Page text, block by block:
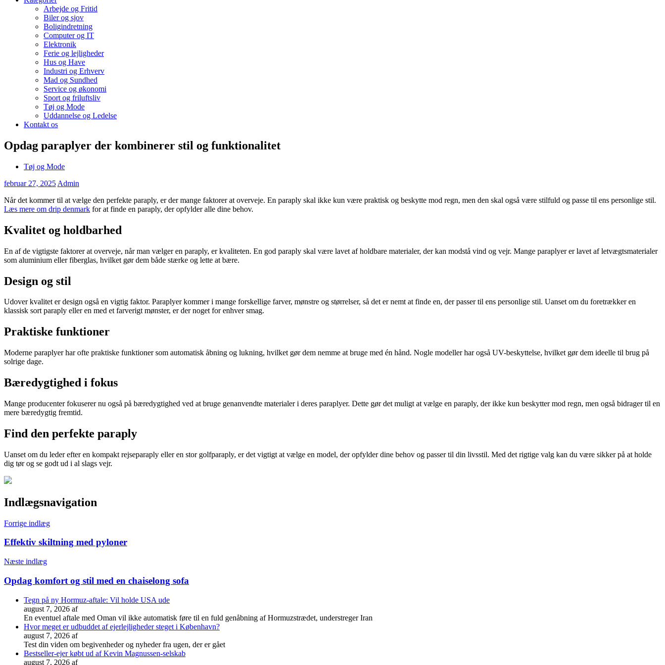
Arbejde og Fritid
Biler og sjov
Boligindretning
Computer og IT
Elektronik
Ferie og lejligheder
Hus og Have
Industri og Erhverv
Mad og Sundhed
Service og økonomi
Sport og friluftsliv
Tøj og Mode
Uddannelse og Ledelse
Kontakt os
Opdag paraplyer der kombinerer stil og funktionalitet
Tøj og Mode
februar 27, 2025 Admin
Når det kommer til at vælge den perfekte paraply, er der mange faktorer at overveje. En paraply skal ikke kun være praktisk og beskytte mod regn, men den skal også være stilfuld og passe til ens personlige stil.
Læs mere om drip denmark for at finde en paraply, der opfylder alle dine behov.
Kvalitet og holdbarhed
En af de vigtigste faktorer at overveje, når man vælger en paraply, er kvaliteten. En god paraply skal være lavet af holdbare materialer, der kan modstå vind og vejr. Mange paraplyer er lavet af letvægtsmaterialer
som aluminium eller fiberglas, hvilket gør dem både stærke og lette at bære.
Design og stil
Udover kvalitet er design også en vigtig faktor. Paraplyer kommer i mange forskellige farver, mønstre og størrelser, så det er nemt at finde en, der passer til ens personlige stil. Uanset om du foretrækker en
klassisk sort paraply eller en med et farverigt mønster, er der noget for enhver smag.
Praktiske funktioner
Moderne paraplyer har ofte praktiske funktioner som automatisk åbning og lukning, hvilket gør dem nemme at bruge med én hånd. Nogle modeller har også UV-beskyttelse, hvilket gør dem ideelle til brug på
solrige dage.
Bæredygtighed i fokus
Mange producenter fokuserer nu også på bæredygtighed ved at bruge genanvendte materialer i deres paraplyer. Dette gør det muligt at vælge en paraply, der ikke kun beskytter mod regn, men også bidrager til en
mere bæredygtig fremtid.
Find den perfekte paraply
Uanset om du leder efter en kompakt rejseparaply eller en stor golfparaply, er det vigtigt at vælge en model, der opfylder dine behov og passer til din livsstil. Med det rigtige valg kan du være sikker på at holde
dig tør og se godt ud i al slags vejr.
Indlægsnavigation
Forrige indlæg
Effektiv skiltning med pyloner
Næste indlæg
Opdag komfort og stil med en chaiselong sofa
Tegn på ny Hormuz-aftale: Vil holde USA ude
august 7, 2026 af
En eventuel aftale med Oman vil ikke automatisk føre til en fuld genåbning af Hormuzstrædet, understreger Iran
Hvor meget er udbuddet af ejerlejligheder steget i København?
august 7, 2026 af
Test din viden om begivenheder og nyheder fra ugen, der er gået
Bestseller-ejer købt ud af Kevin Magnussen-selskab
august 7, 2026 af